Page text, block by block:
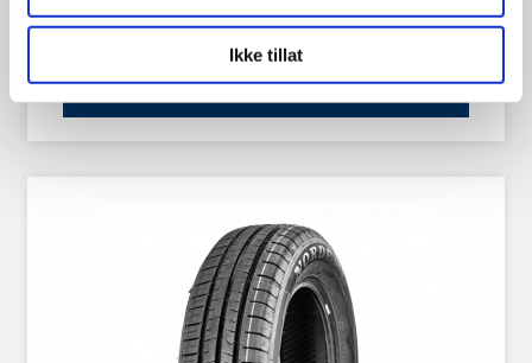
Ikke tillat
kr1,050.00
Se flere detaljer